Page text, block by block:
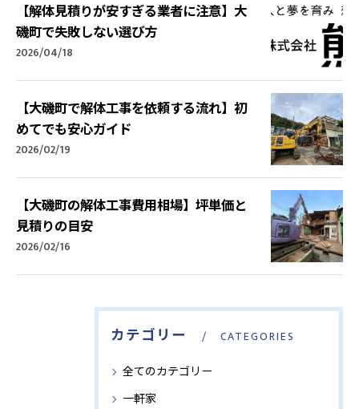
【解体見積りが安すぎる業者に注意】大
磯町で失敗しない選び方
2026/04/18
【大磯町で解体工事を依頼する流れ】初
めてでも安心ガイド
2026/02/19
【大磯町の解体工事費用相場】坪単価と
見積りの目安
2026/02/16
カテゴリー CATEGORIES
全てのカテゴリー
一軒家